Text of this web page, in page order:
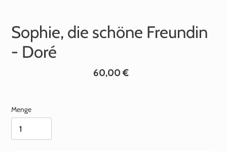
Sophie, die schöne Freundin
- Doré
Normaler
60,00 €
Menge